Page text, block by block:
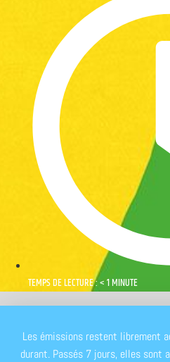
TEMPS DE LECTURE : < 1 MINUTE
Les émissions restent librement
durant. Passés 7 jours, elles sont